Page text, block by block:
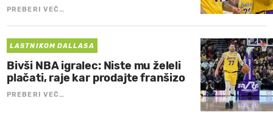
PREBERI VEČ…
LASTNIKOM DALLASA
Bivši NBA igralec: Niste mu želeli
plačati, raje kar prodajte franšizo
PREBERI VEČ…